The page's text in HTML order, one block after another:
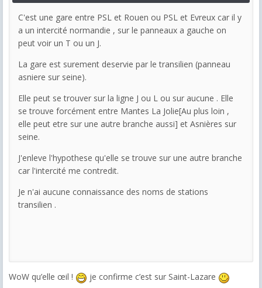
C'est une gare entre PSL et Rouen ou PSL et Evreux car il y
a un intercité normandie , sur le panneaux a gauche on
peut voir un T ou un J.
La gare est surement deservie par le transilien (panneau
asniere sur seine).
Elle peut se trouver sur la ligne J ou L ou sur aucune . Elle
se trouve forcément entre Mantes La Jolie[Au plus loin ,
elle peut etre sur une autre branche aussi] et Asnières sur
seine.
J'enleve l'hypothese qu'elle se trouve sur une autre branche
car l'intercité me contredit.
Je n'ai aucune connaissance des noms de stations
transilien .
WoW qu’elle œil ! je confirme c’est sur Saint-Lazare